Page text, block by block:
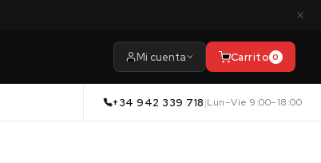
×
Mi cuenta Carrito 0
+34 942 339 718|Lun–Vie 9:00–18:00